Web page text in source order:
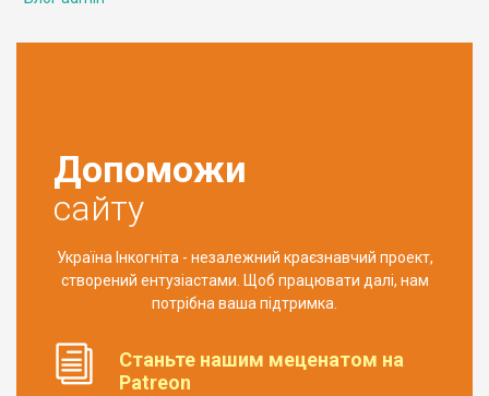
Допоможи
сайту
Україна Інкогніта - незалежний краєзнавчий проект,
створений ентузіастами. Щоб працювати далі, нам
потрібна ваша підтримка.
Станьте нашим меценатом на
Patreon